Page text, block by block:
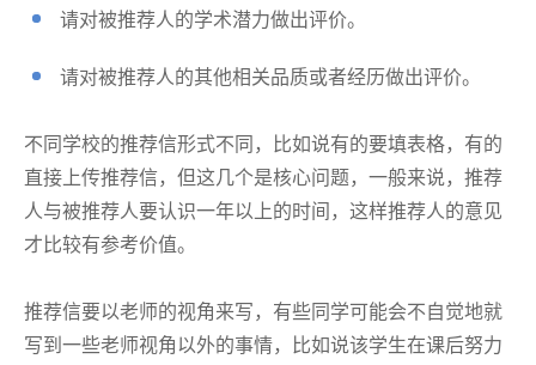
请对被推荐人的学术潜力做出评价。
请对被推荐人的其他相关品质或者经历做出评价。
不同学校的推荐信形式不同，比如说有的要填表格，有的
直接上传推荐信，但这几个是核心问题，一般来说，推荐
人与被推荐人要认识一年以上的时间，这样推荐人的意见
才比较有参考价值。
推荐信要以老师的视角来写，有些同学可能会不自觉地就
写到一些老师视角以外的事情，比如说该学生在课后努力